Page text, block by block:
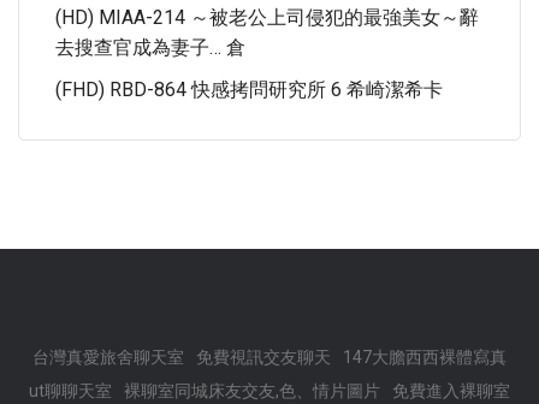
(HD) MIAA-214 ～被老公上司侵犯的最強美女～辭
去搜查官成為妻子… 倉
(FHD) RBD-864 快感拷問研究所 6 希崎潔希卡
台灣真愛旅舍聊天室 免費視訊交友聊天
147大膽西西裸體寫真
ut聊聊天室
裸聊室同城床友交友,色、情片圖片
免費進入裸聊室